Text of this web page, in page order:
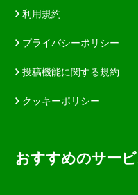
利用規約
プライバシーポリシー
投稿機能に関する規約
クッキーポリシー
おすすめのサー